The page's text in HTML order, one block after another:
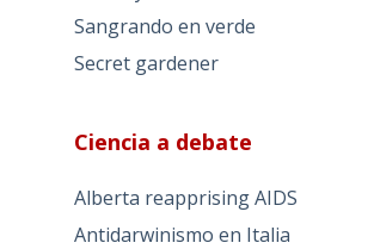
Sangrando en verde
Secret gardener
Ciencia a debate
Alberta reapprising AIDS
Antidarwinismo en Italia